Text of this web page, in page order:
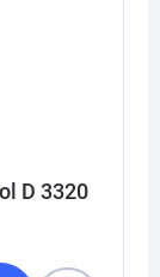
D 3320